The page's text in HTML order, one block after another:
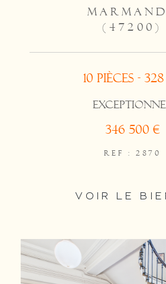
(47200)
10 pièces - 328
346 500 €
REF : 2870
VOIR LE